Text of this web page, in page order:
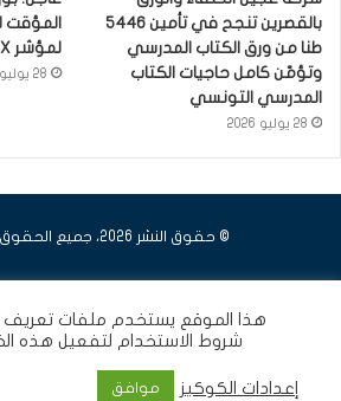
بالقصرين تنجح في تأمين 5446
طنا من ورق الكتاب المدرسي
وتؤمّن كامل حاجيات الكتاب
المدرسي التونسي
28 يوليو 2026
المؤقت
لمؤشر TUNINDEX تجاوز3%
28 يوليو 2026
© حقوق النشر 2026، جميع الحقوق محفوظة
هذا الموقع يستخدم ملفات تعريف
شروط الاستخدام لتفعيل هذه
إعدادات الكوكيز موافق